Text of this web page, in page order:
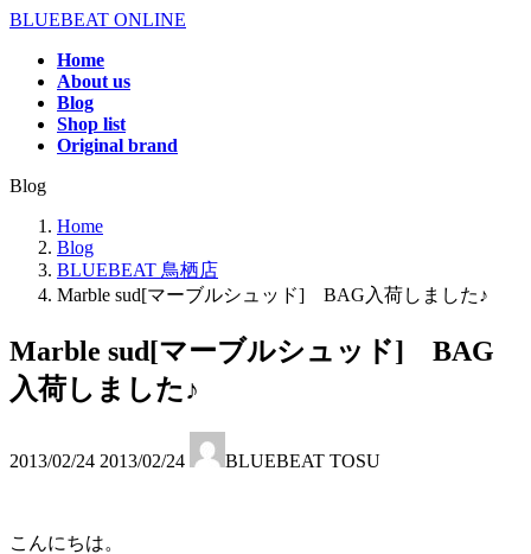
コ
キ
ナ
に
BLUEBEAT ONLINE
Home
About us
Blog
Shop list
Original brand
Blog
Home
Blog
BLUEBEAT 鳥栖店
Marble sud[マーブルシュッド] BAG入荷しました♪
Marble sud[マーブルシュッド] BAG
入荷しました♪
2013/02/24 終
日
2013/02/24 BLUEBEAT TOSU
こんにちは。